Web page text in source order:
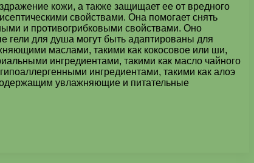
кожи, а также защищает ее от вредного
свойствами. Она помогает снять
и противогрибковыми свойствами. Оно
гели для душа могут быть адаптированы для
маслами, такими как кокосовое или ши,
ингредиентами, такими как масло чайного
ингредиентами, такими как алоэ
увлажняющие и питательные